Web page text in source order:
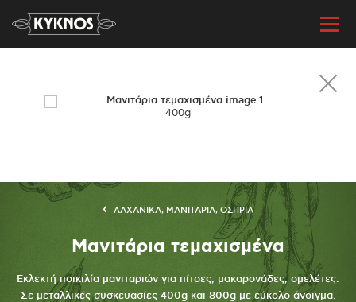
400g
ΛΑΧΑΝΙΚΑ, ΜΑΝΙΤΑΡΙΑ, ΟΣΠΡΙΑ
Μανιτάρια τεμαχισμένα
Εκλεκτή ποικιλία μανιταριών για πίτσες, μακαρονάδες, ομελέτες.
Σε μεταλλικές συσκευασίες 400g και 800g με εύκολο άνοιγμα.